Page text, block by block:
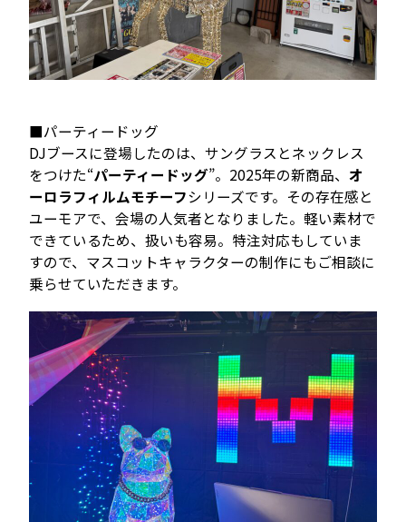
■パーティードッグ
DJブースに登場したのは、サングラスとネックレス
をつけた“パーティードッグ”。2025年の新商品、オ
ーロラフィルムモチーフシリーズです。その存在感と
ユーモアで、会場の人気者となりました。軽い素材で
できているため、扱いも容易。特注対応もしていま
すので、マスコットキャラクターの制作にもご相談に
乗らせていただきます。